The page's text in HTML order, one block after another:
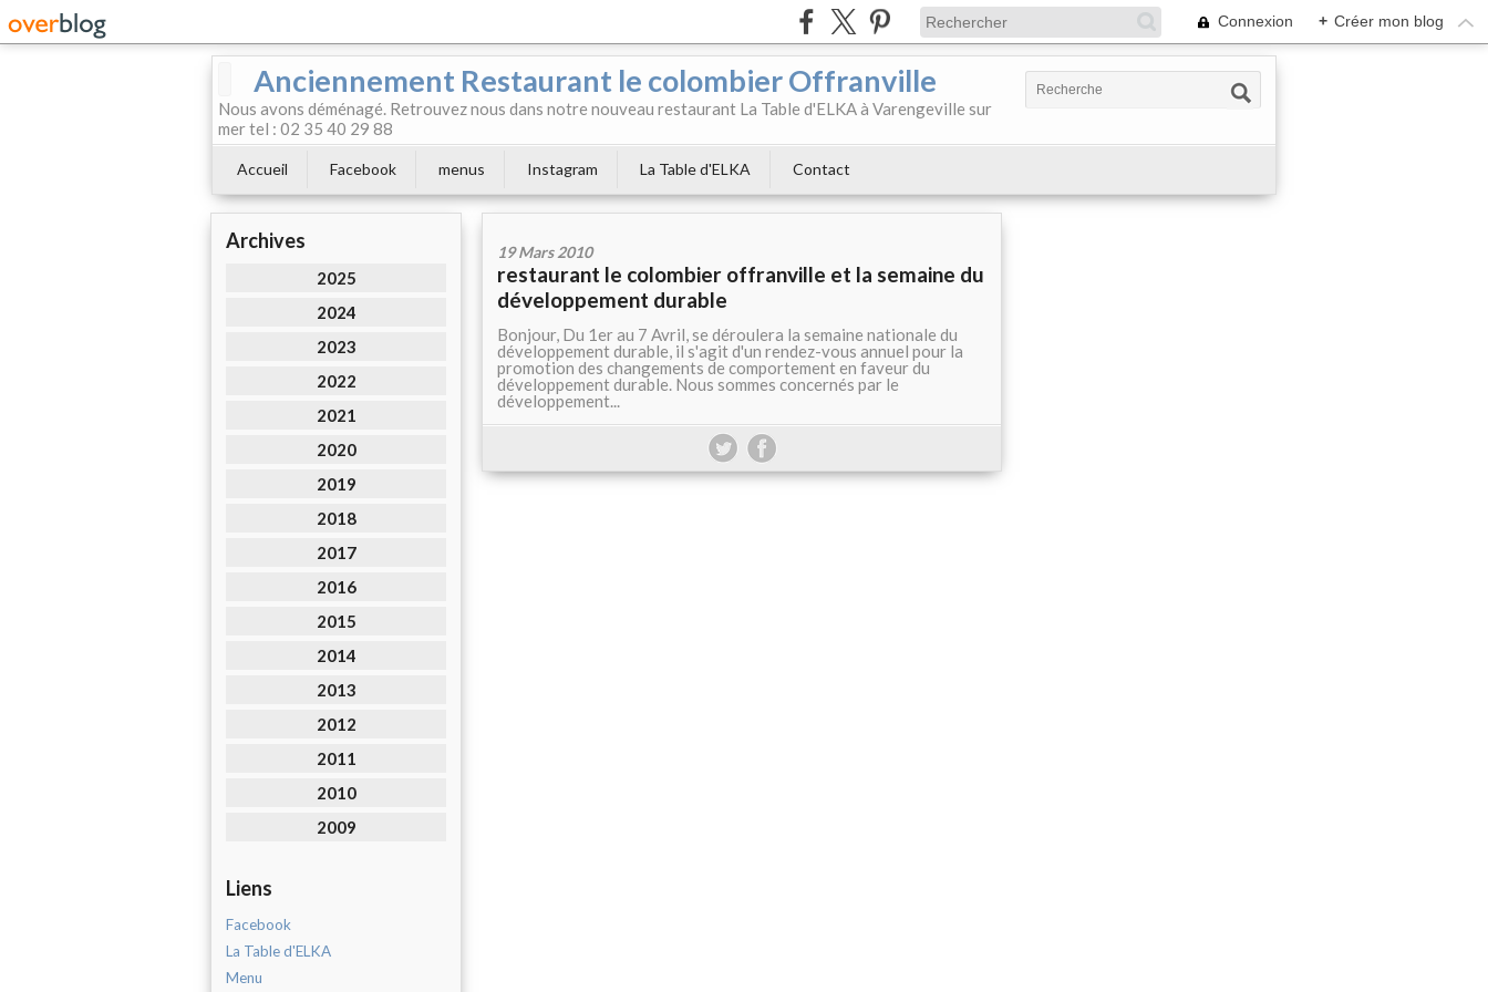
Connexion + Créer mon blog
Anciennement Restaurant le colombier Offranville
Nous avons déménagé. Retrouvez nous dans notre nouveau restaurant La Table d'ELKA à Varengeville sur
mer tel : 02 35 40 29 88
Accueil Facebook menus Instagram La Table d'ELKA Contact
Archives
2025
2024
2023
2022
2021
2020
2019
2018
2017
2016
2015
2014
2013
2012
2011
2010
2009
Liens
Facebook
La Table d'ELKA
Menu
19 Mars 2010
restaurant le colombier offranville et la semaine du
développement durable
Bonjour, Du 1er au 7 Avril, se déroulera la semaine nationale du
développement durable, il s'agit d'un rendez-vous annuel pour la
promotion des changements de comportement en faveur du
développement durable. Nous sommes concernés par le
développement...